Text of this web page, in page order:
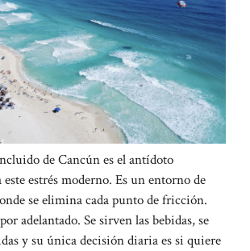
de Cancún es el antídoto
estrés moderno. Es un entorno de
se elimina cada punto de fricción.
adelantado. Se sirven las bebidas, se
y su única decisión diaria es si quiere